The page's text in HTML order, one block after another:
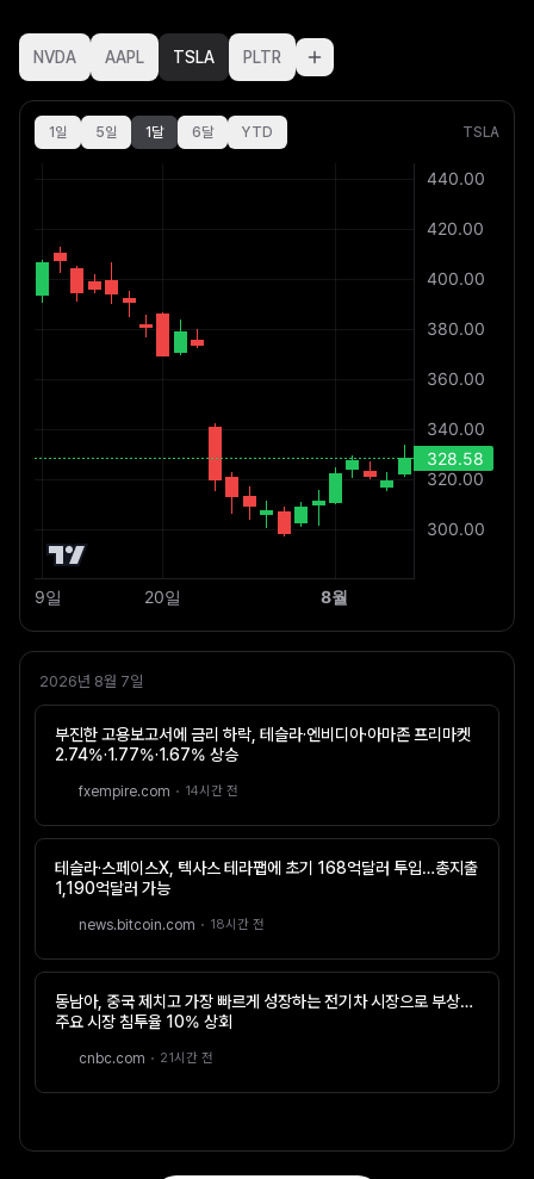
NVDA AAPL TSLA PLTR
1일 5일 1달 6달 YTD TSLA
2026년 8월 7일
부진한 고용보고서에 금리 하락, 테슬라·엔비디아·아마존 프리마켓
2.74%·1.77%·1.67% 상승
fxempire.com · 14시간 전
테슬라·스페이스X, 텍사스 테라팹에 초기 168억달러 투입…총지출
1,190억달러 가능
news.bitcoin.com · 18시간 전
동남아, 중국 제치고 가장 빠르게 성장하는 전기차 시장으로 부상…
주요 시장 침투율 10% 상회
cnbc.com · 21시간 전